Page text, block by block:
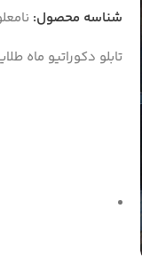
شناسه محصول:
تابلو دکوراتیو ماه